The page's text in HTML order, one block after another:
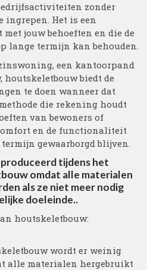
zonder
Het is een
jouw behoeften en die de
lange termijn kan behouden.
een kantoorpand
houtskeletbouw biedt de
te doen wanneer dat
die rekening houdt
van bewoners of
en de functionaliteit
gewaarborgd blijven.
tijdens het
omdat alle materialen
als ze niet meer nodig
doeleinde..
houtskeletbouw:
wordt er weinig
alle materialen hergebruikt